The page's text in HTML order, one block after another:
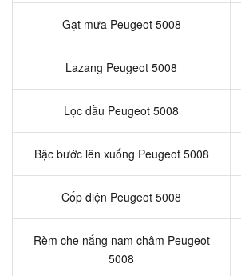
Gạt mưa Peugeot 5008
Lazang Peugeot 5008
Lọc dầu Peugeot 5008
Bậc bước lên xuống Peugeot 5008
Cốp điện Peugeot 5008
Rèm che nắng nam châm Peugeot
5008